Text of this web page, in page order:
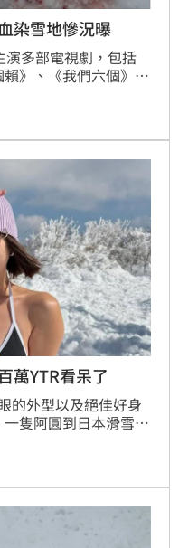
染雪地慘況曝
多部電視劇，包括
賴》、《我們六個》等
夠純熟，整個人噴飛
萬YTR看呆了
的外型以及絕佳好身
隻阿圓到日本滑雪，